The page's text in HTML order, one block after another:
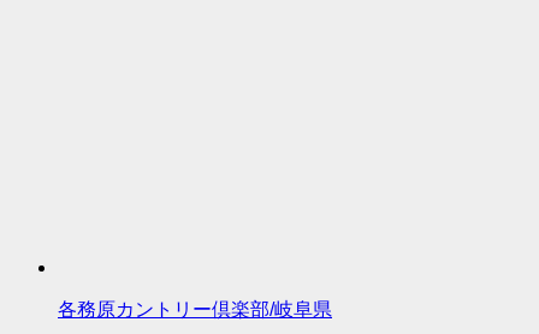
各務原カントリー倶楽部/岐阜県